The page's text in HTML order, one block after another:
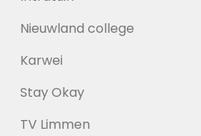
Nieuwland college
Karwei
Stay Okay
TV Limmen